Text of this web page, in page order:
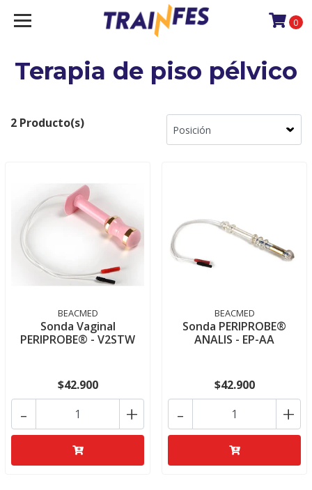
0
Terapia de piso pélvico
2 Producto(s)
BEACMED
Sonda Vaginal
PERIPROBE® - V2STW
$42.900
+
-
BEACMED
Sonda PERIPROBE®
ANALIS - EP-AA
$42.900
+
-